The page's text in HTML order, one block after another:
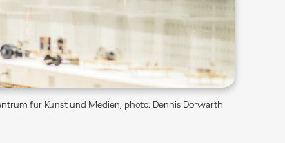
für Kunst und Medien, photo: Dennis Dorwarth